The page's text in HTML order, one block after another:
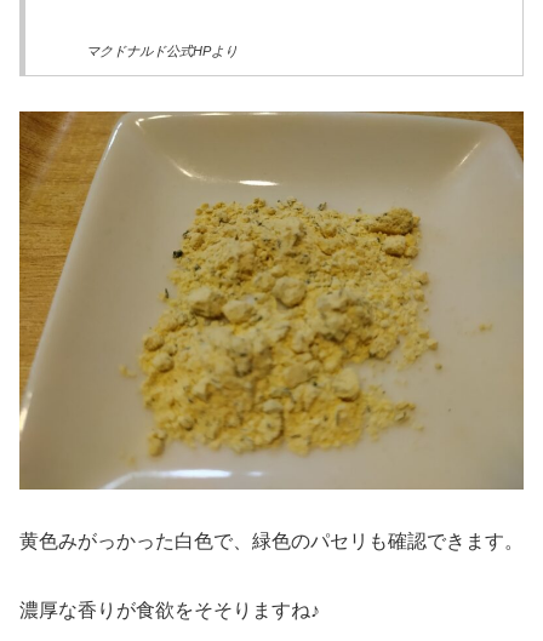
マクドナルド公式HPより
黄色みがっかった白色で、緑色のパセリも確認できます。
濃厚な香りが食欲をそそりますね♪